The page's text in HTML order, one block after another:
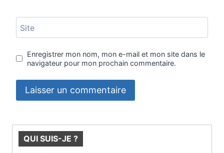
Site
Enregistrer mon nom, mon e-mail et mon site dans le
navigateur pour mon prochain commentaire.
QUI SUIS-JE ?